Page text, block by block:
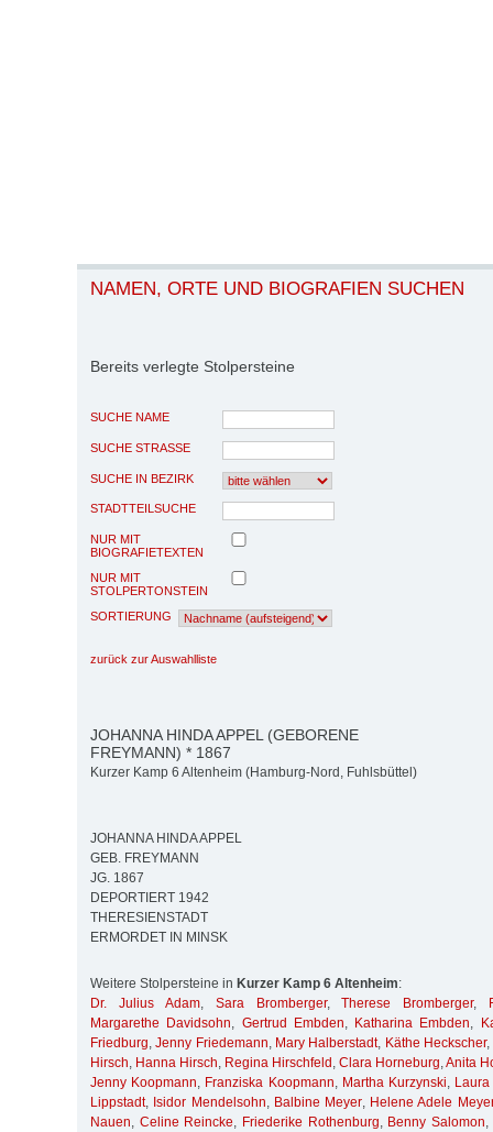
NAMEN, ORTE UND BIOGRAFIEN SUCHEN
Bereits verlegte Stolpersteine
SUCHE NAME
SUCHE STRASSE
SUCHE IN BEZIRK
STADTTEILSUCHE
NUR MIT
BIOGRAFIETEXTEN
NUR MIT
STOLPERTONSTEIN
SORTIERUNG
zurück zur Auswahlliste
JOHANNA HINDA APPEL (GEBORENE
FREYMANN) * 1867
Kurzer Kamp 6 Altenheim (Hamburg-Nord, Fuhlsbüttel)
JOHANNA HINDA APPEL
GEB. FREYMANN
JG. 1867
DEPORTIERT 1942
THERESIENSTADT
ERMORDET IN MINSK
Weitere Stolpersteine in Kurzer Kamp 6 Altenheim:
Dr. Julius Adam, Sara Bromberger,Therese Bromberger,
Margarethe Davidsohn, Gertrud Embden, Katharina Embden,
Friedburg,Jenny Friedemann, Mary Halberstadt, Käthe Heckscher,
Hirsch, Hanna Hirsch, Regina Hirschfeld , Clara Horneburg,Anita
Jenny Koopmann, Franziska Koopmann, Martha Kurzynski,
Lippstadt, Isidor Mendelsohn, Balbine Meyer, Helene Adele Meyer
Nauen, Celine Reincke, Friederike Rothenburg, Benny Salomon,